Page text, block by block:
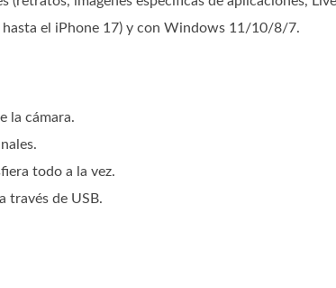
hasta el iPhone 17) y con Windows 11/10/8/7.
la cámara.
todo a la vez.
través de USB.